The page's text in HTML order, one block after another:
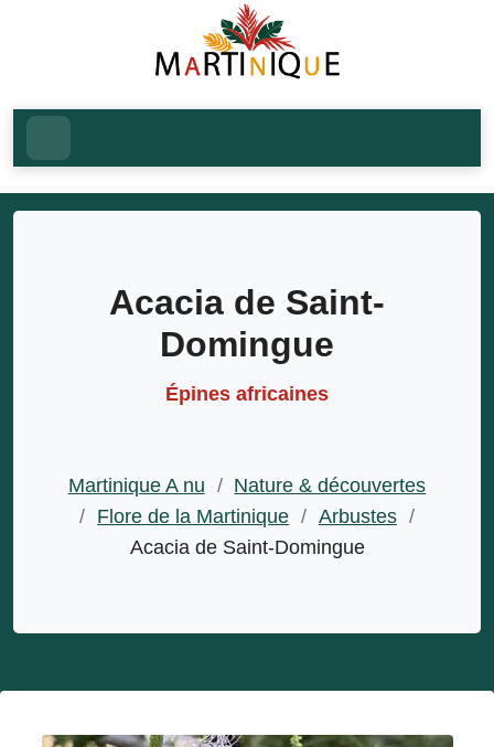
Acacia de Saint-
Domingue
épines africaines
Martinique A nu / Nature & découvertes
/ Flore de la Martinique / Arbustes /
Acacia de Saint-Domingue